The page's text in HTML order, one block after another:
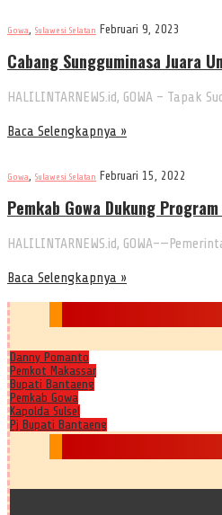
Gowa, Sulawesi Selatan Februari 9, 2023
Cabang Sungguminasa Juara
HALILINTARNEWS.id, GOWA –
Baca Selengkapnya »
Gowa, Sulawesi Selatan Februari 15, 2022
Pemkab Gowa Dukung
HALILINTARNEWS.id,
Baca Selengkapnya »
Danny Pomanto
Pemkot Makassar
Bupati Bantaeng
Pemkab Gowa
Kapolda Sulsel
Pj Bupati Bantaeng